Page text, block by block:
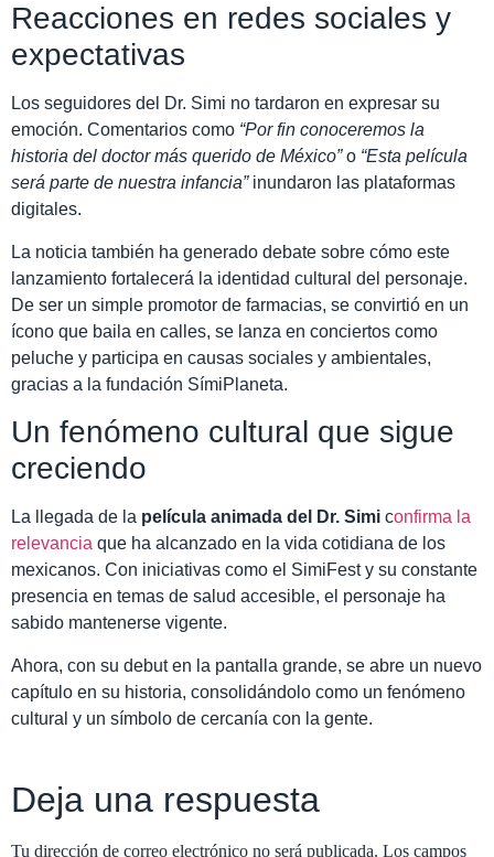
Reacciones en redes sociales y
expectativas
Los seguidores del Dr. Simi no tardaron en expresar su
emoción. Comentarios como “Por fin conoceremos la
historia del doctor más querido de México”o “Esta película
será parte de nuestra infancia”inundaron las plataformas
digitales.
La noticia también ha generado debate sobre cómo este
lanzamiento fortalecerá la identidad cultural del personaje.
De ser un simple promotor de farmacias, se convirtió en un
ícono que baila en calles, se lanza en conciertos como
peluche y participa en causas sociales y ambientales,
gracias a la fundación SímiPlaneta.
Un fenómeno cultural que sigue
creciendo
La llegada de la película animada del Dr. Simi confirma la
relevancia que ha alcanzado en la vida cotidiana de los
mexicanos. Con iniciativas como el SimiFest y su constante
presencia en temas de salud accesible, el personaje ha
sabido mantenerse vigente.
Ahora, con su debut en la pantalla grande, se abre un nuevo
capítulo en su historia, consolidándolo como un fenómeno
cultural y un símbolo de cercanía con la gente.
Deja una respuesta
Tu dirección de correo electrónico no será publicada. Los campos